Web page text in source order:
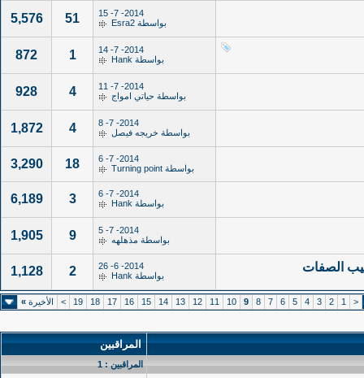
2014- 7- 15
بواسطة Esra2
51
5,576
2014- 7- 14
بواسطة Hank
1
872
2014- 7- 11
بواسطة حياتي امواج 4
928
2014- 7- 8
بواسطة خريجه فيصل 4
1,872
2014- 7- 6
بواسطة Turning point
18
3,290
2014- 7- 6
بواسطة Hank
3
6,189
2014- 7- 5
بواسطة مذهلهه 9
1,905
الصفات
2014- 6- 26
بواسطة Hank
2
1,128
<
1
2
3
4
5
6
7
8
9
10
11
12
13
14
15
16
17
18
19
> الأخيرة »
المراقبين
المراقبين : 1